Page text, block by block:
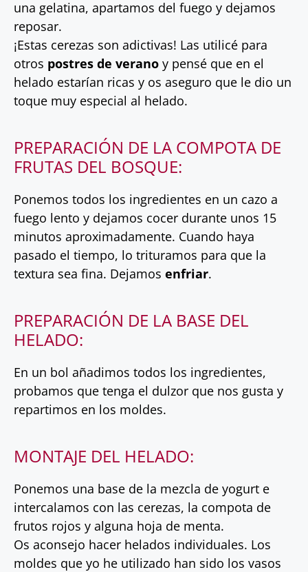
una gelatina, apartamos del fuego y dejamos
reposar.
¡Estas cerezas son adictivas! Las utilicé para
otros postres de verano y pensé que en el
helado estarían ricas y os aseguro que le dio un
toque muy especial al helado.
PREPARACIÓN DE LA COMPOTA DE
FRUTAS DEL BOSQUE:
Ponemos todos los ingredientes en un cazo a
fuego lento y dejamos cocer durante unos 15
minutos aproximadamente. Cuando haya
pasado el tiempo, lo trituramos para que la
textura sea fina. Dejamos enfriar.
PREPARACIÓN DE LA BASE DEL
HELADO:
En un bol añadimos todos los ingredientes,
probamos que tenga el dulzor que nos gusta y
repartimos en los moldes.
MONTAJE DEL HELADO:
Ponemos una base de la mezcla de yogurt e
intercalamos con las cerezas, la compota de
frutos rojos y alguna hoja de menta.
Os aconsejo hacer helados individuales. Los
moldes que yo he utilizado han sido los vasos